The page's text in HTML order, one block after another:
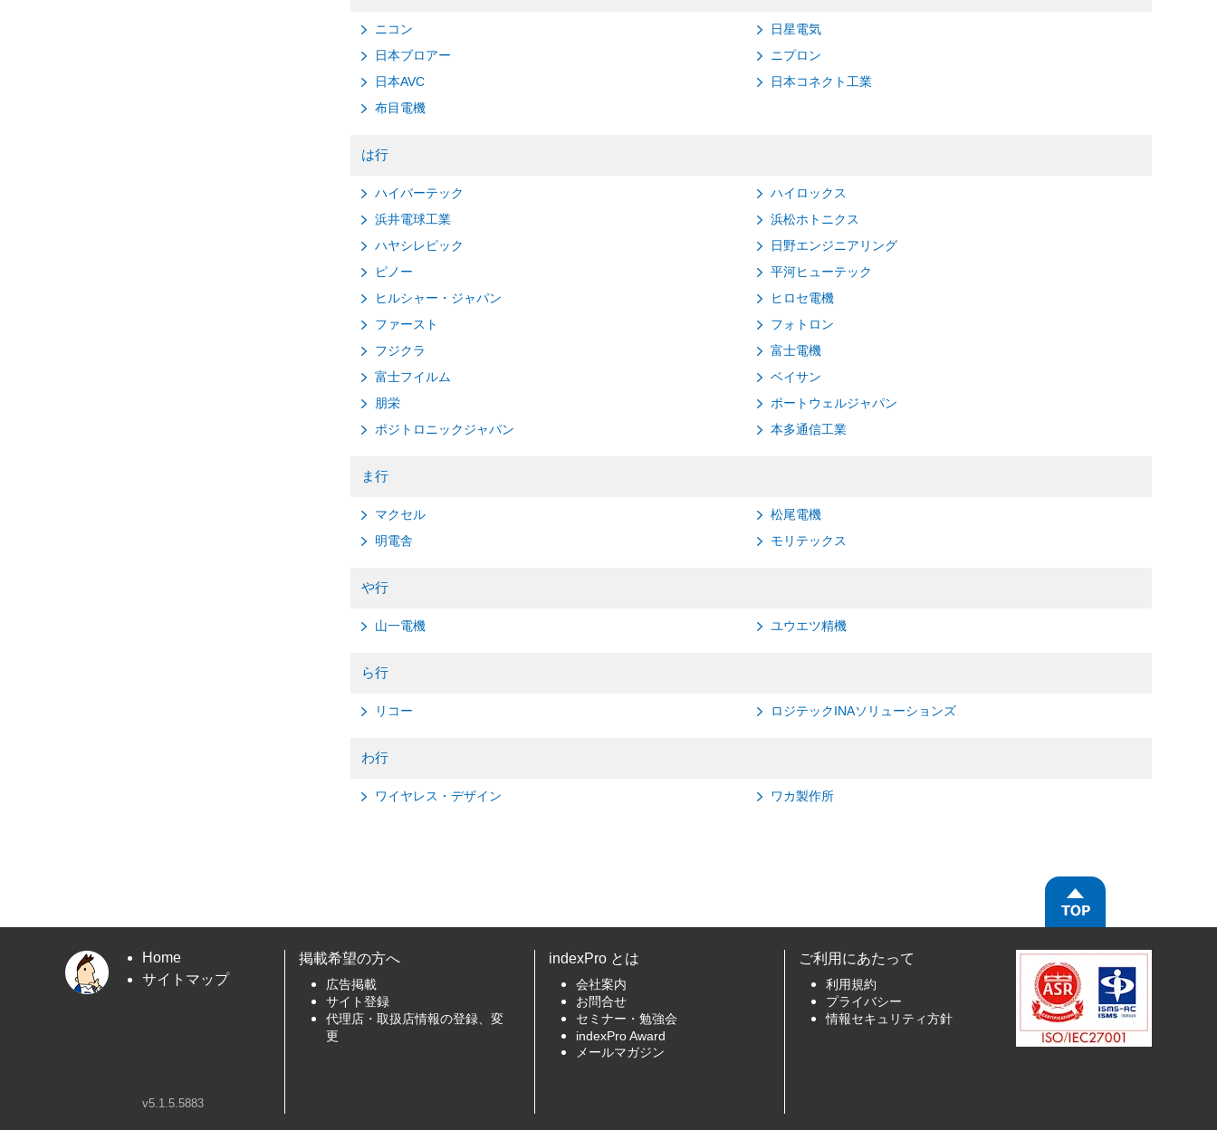
ニコン
日星電気
日本ブロアー
ニプロン
日本AVC
日本コネクト工業
布目電機
は行
ハイバーテック
ハイロックス
浜井電球工業
浜松ホトニクス
ハヤシレピック
日野エンジニアリング
ピノー
平河ヒューテック
ヒルシャー・ジャパン
ヒロセ電機
ファースト
フォトロン
フジクラ
富士電機
富士フイルム
ベイサン
朋栄
ポートウェルジャパン
ポジトロニックジャパン
本多通信工業
ま行
マクセル
松尾電機
明電舎
モリテックス
や行
山一電機 ユウエツ精機
ら行
リコー ロジテックINAソリューションズ
わ行
ワイヤレス・デザイン ワカ製作所
Home
サイトマップ
v5.1.5.5883
掲載希望の方へ
広告掲載
サイト登録
代理店・取扱店情報の登録、変
更
indexPro とは
会社案内
お問合せ
セミナー・勉強会
indexPro Award
メールマガジン
ご利用にあたって
利用規約
プライバシー
情報セキュリティ方針